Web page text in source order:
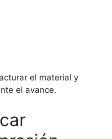
el material y
el avance.